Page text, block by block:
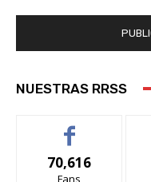
NUESTRAS RRSS
70,616
Fans